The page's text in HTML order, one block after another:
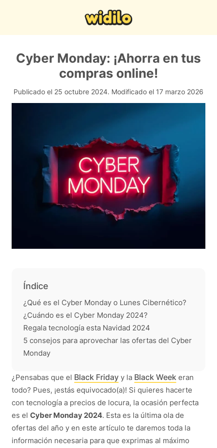
Cyber Monday: ¡Ahorra en tus
compras online!
Publicado el 25 octubre 2024. Modificado el 17 marzo 2026
Índice
¿Qué es el Cyber Monday o Lunes Cibernético?
¿Cuándo es el Cyber Monday 2024?
Regala tecnología esta Navidad 2024
5 consejos para aprovechar las ofertas del Cyber
Monday
¿Pensabas que el Black Friday y la Black Week eran
todo? Pues, ¡estás equivocado(a)! Si quieres hacerte
con tecnología a precios de locura, la ocasión perfecta
es el Cyber Monday 2024. Esta es la última ola de
ofertas del año y en este artículo te daremos toda la
información necesaria para que exprimas al máximo